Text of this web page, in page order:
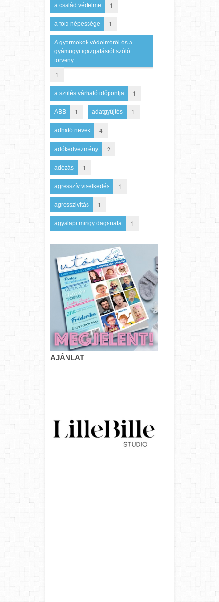
a család védelme 1
a föld népessége 1
A gyermekek védelméről és a
gyámügyi igazgatásról szóló
törvény
1
a szülés várható időpontja 1
ABB 1 adatgyűjtés 1
adható nevek 4
adókedvezmény 2
adózás 1
agresszív viselkedés 1
agresszivitás 1
agyalapi mirigy daganata 1
AJÁNLAT